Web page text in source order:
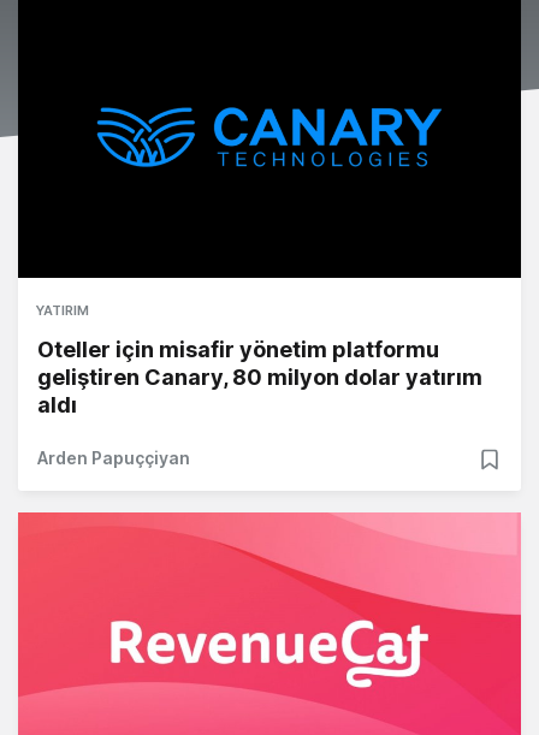
YATIRIM
Oteller için misafir yönetim platformu
geliştiren Canary, 80 milyon dolar yatırım
aldı
Arden Papuççiyan